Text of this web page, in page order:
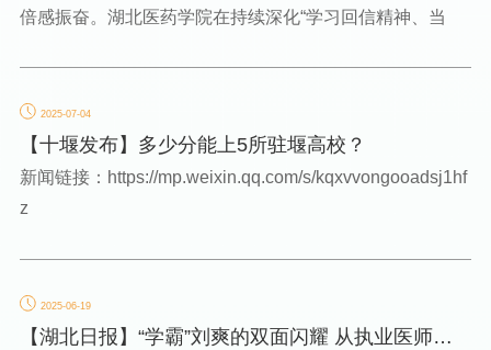
倍感振奋。湖北医药学院在持续深化“学习回信精神、当
2025-07-04
【十堰发布】多少分能上5所驻堰高校？
新闻链接：https://mp.weixin.qq.com/s/kqxvvongooadsj1hf
z
2025-06-19
【湖北日报】“学霸”刘爽的双面闪耀 从执业医师榜